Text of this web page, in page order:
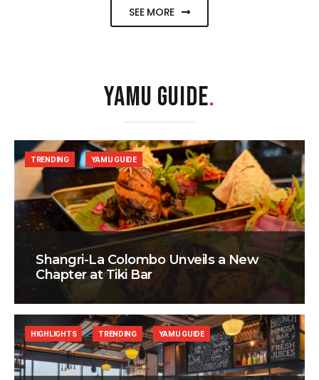
SEE MORE
YAMU GUIDE.
Shangri-La Colombo Unveils a New
Chapter at Tiki Bar
TRENDING YAMU GUIDE
HIGHLIGHTS TRENDING YAMU GUIDE